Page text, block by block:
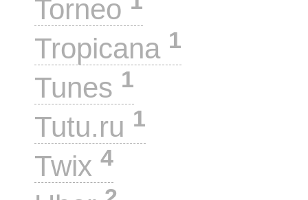
Torneo
Tropicana 1
Tunes 1
Tutu.ru 1
Twix 4